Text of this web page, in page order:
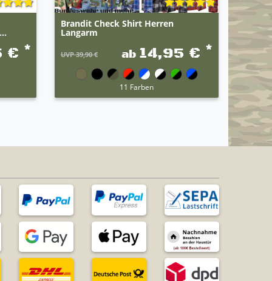
€ *
Brandit Check Shirt Herren
Langarm
UVP 39,90 € ab 14,95 € *
11 Farben
KSK